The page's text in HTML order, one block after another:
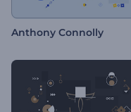
Anthony Connolly